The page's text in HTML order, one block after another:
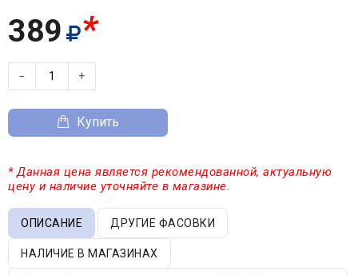
389 *
− +
Купить
* Данная цена является рекомендованной, актуальную
цену и наличие уточняйте в магазине.
ОПИСАНИЕ ДРУГИЕ ФАСОВКИ
НАЛИЧИЕ В МАГАЗИНАХ